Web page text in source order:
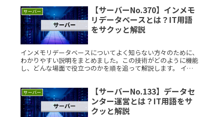
サーバー
【サーバーNo.370】インメモ
リデータベースとは？IT用語
をサクッと解説
インメモリデータベースについてよく知らない方々のために、
わかりやすい説明をまとめました。この技術がどのように機能
し、どんな場面で役立つのかを順を追って解説します。 イン
サーバー
【サーバーNo.133】データセ
ンター運営とは？IT用語をサ
クッと解説